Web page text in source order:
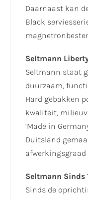
Daarnaast kan
Black
Seltmann
Seltmann staat
duurzaam,
Hard gebakken
kwaliteit,
‘Made in
Duitsland
afwerkingsgraad
Seltmann Sinds
Sinds de